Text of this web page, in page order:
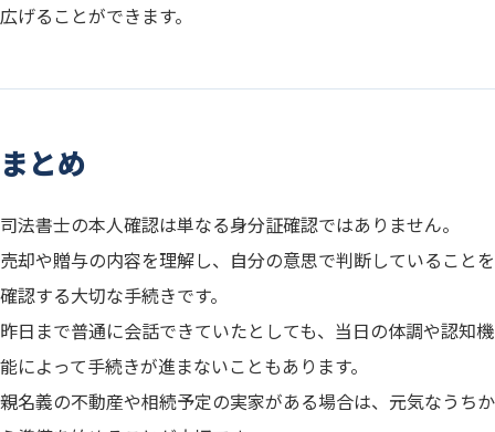
広げることができます。
まとめ
司法書士の本人確認は単なる身分証確認ではありません。
売却や贈与の内容を理解し、自分の意思で判断していることを
確認する大切な手続きです。
昨日まで普通に会話できていたとしても、当日の体調や認知機
能によって手続きが進まないこともあります。
親名義の不動産や相続予定の実家がある場合は、元気なうちか